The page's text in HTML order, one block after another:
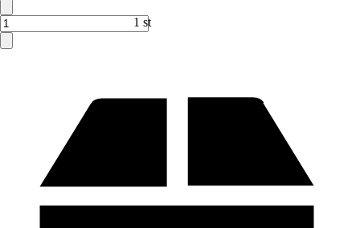
1 st